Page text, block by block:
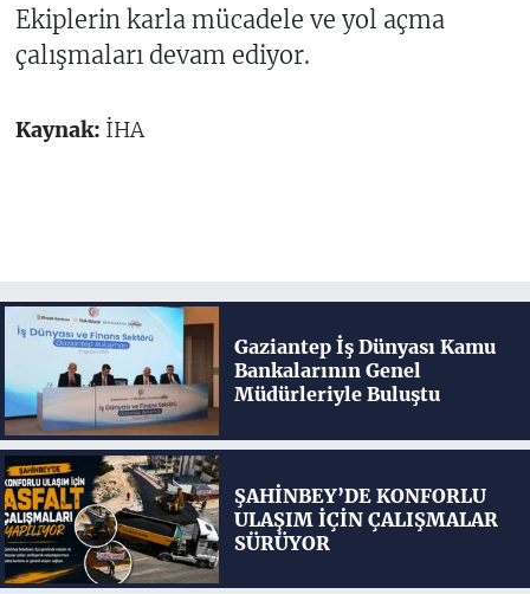
Ekiplerin karla mücadele ve yol açma
çalışmaları devam ediyor.
Kaynak: İHA
Gaziantep İş Dünyası Kamu
Bankalarının Genel
Müdürleriyle Buluştu
ŞAHİNBEY’DE KONFORLU
ULAŞIM İÇİN ÇALIŞMALAR
SÜRÜYOR